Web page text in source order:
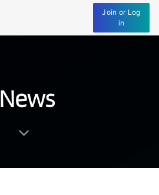
Join or Log
in
News